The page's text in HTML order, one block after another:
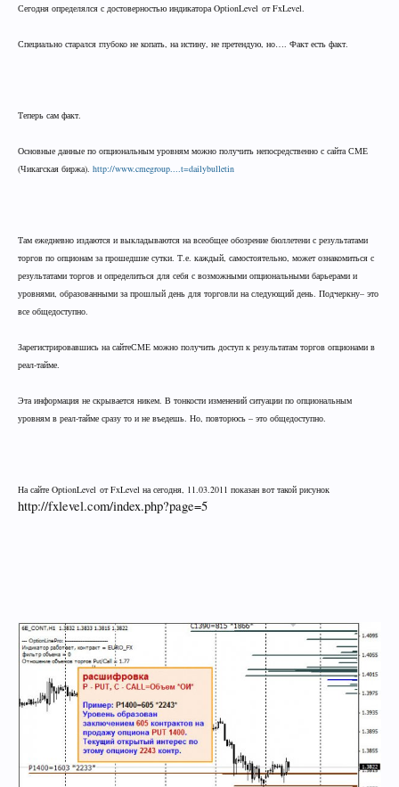
Сегодня определялся с достоверностью индикатораOptionLevel отFxLevel.
Специально старался глубоко не копать, на истину, не претендую, но…. Факт есть факт.
Теперь сам факт.
Основные данные по опциональным уровням можно получить непосредственно с сайта СМЕ
(Чикагская биржа). http://www.cmegroup....t=dailybulletin
Там ежедневно издаются и выкладываются на всеобщее обозрение бюллетени с результатами
торгов по опционам за прошедшие сутки. Т.е. каждый, самостоятельно, может ознакомиться с
результатами торгов и определиться для себя с возможными опциональными барьерами и
уровнями, образованными за прошлый день для торговли на следующий день. Подчеркну– это
все общедоступно.
Зарегистрировавшись на сайтеСМЕ можно получить доступ к результатам торгов опционами в
реал-тайме.
Эта информация не скрывается никем. В тонкости изменений ситуации по опциональным
уровням в реал-тайме сразу то и не въедешь. Но, повторюсь – это общедоступно.
На сайте OptionLevel отFxLevel на сегодня, 11.03.2011 показан вот такой рисунок
http://fxlevel.com/index.php?page=5